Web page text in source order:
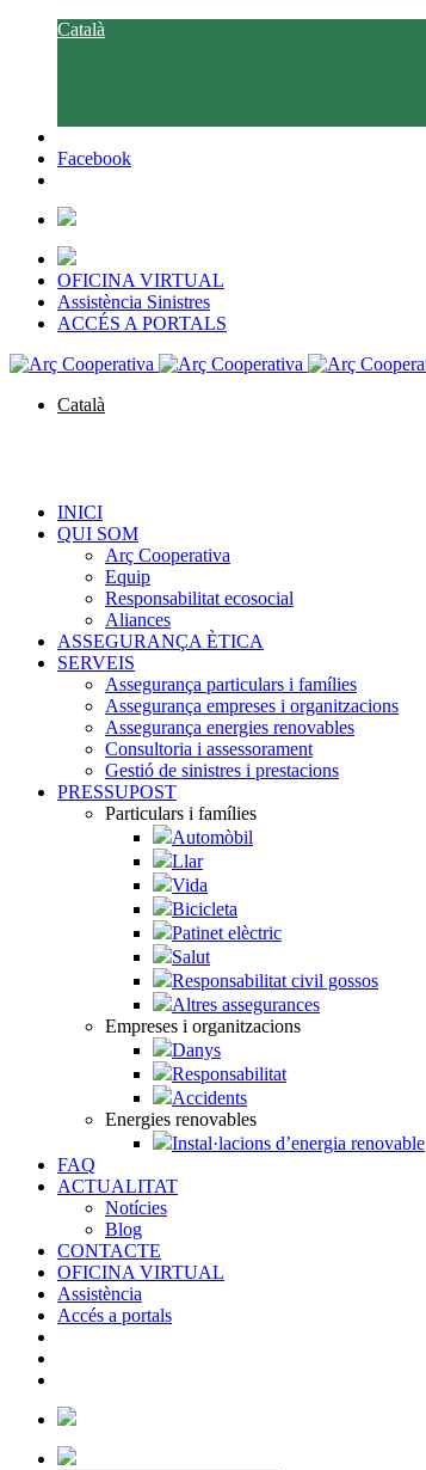
Català
Facebook
OFICINA VIRTUAL
Assistència Sinistres
ACCÉS A PORTALS
Català
INICI
QUI SOM
Arç Cooperativa
Equip
Responsabilitat ecosocial
Aliances
ASSEGURANÇA ÈTICA
SERVEIS
Assegurança particulars i famílies
Assegurança empreses i organitzacions
Assegurança energies renovables
Consultoria i assessorament
Gestió de sinistres i prestacions
PRESSUPOST
Particulars i famílies
Automòbil
Llar
Vida
Bicicleta
Patinet elèctric
Salut
Responsabilitat civil gossos
Altres assegurances
Empreses i organitzacions
Danys
Responsabilitat
Accidents
Energies renovables
Instal·lacions d’energia renovable
FAQ
ACTUALITAT
Notícies
Blog
CONTACTE
OFICINA VIRTUAL
Assistència
Accés a portals